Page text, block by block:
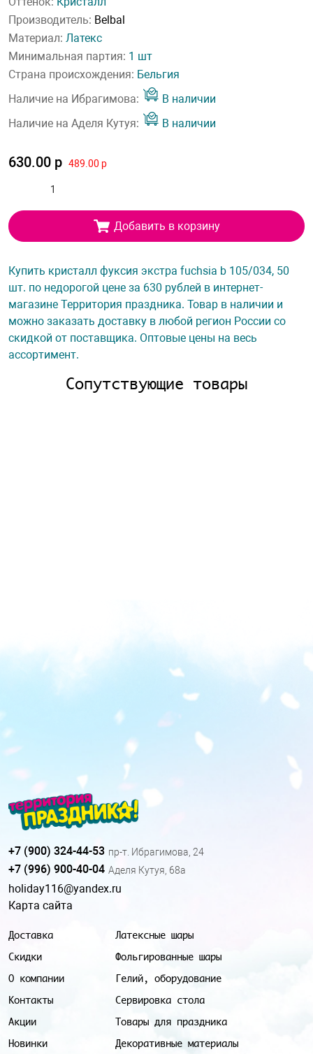
Производитель: Belbal
Материал: Латекс
Минимальная партия: 1 шт
Страна происхождения: Бельгия
Наличие на Ибрагимова:
В наличии
Наличие на Аделя Кутуя:
В наличии
630.00 р 489.00 р
Добавить в корзину
Купить кристалл фуксия экстра fuchsia b 105/034, 50
шт. по недорогой цене за 630 рублей в интернет-
магазине Территория праздника. Товар в наличии и
можно заказать доставку в любой регион России со
скидкой от поставщика. Оптовые цены на весь
ассортимент.
Сопутствующие товары
Доставка
Скидки
О компании
Контакты
Акции
Новинки
Латексные шары
Фольгированные шары
Гелий, оборудование
Сервировка стола
Товары для праздника
Декоративные материалы
+7 (900) 324-44-53 пр-т. Ибрагимова, 24
+7 (996) 900-40-04 Аделя Кутуя, 68а
holiday116@yandex.ru
Карта сайта